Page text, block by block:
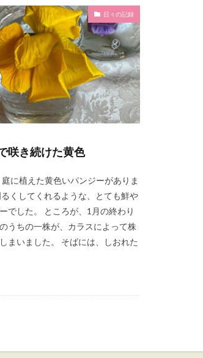
日々の記録
咲き続けた黄色
に植えた黄色いパンジーがありま
くしてくれるような、とても鮮や
でした。 ところが、1月の終わり
うちの一株が、カラスによって株
まいました。 そばには、しおれた